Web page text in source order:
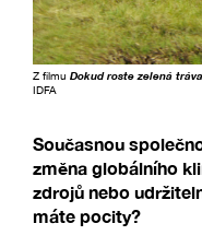
Z filmu Dokud roste zelená
IDFA
Současnou
změna globálního
zdrojů nebo
máte pocity?